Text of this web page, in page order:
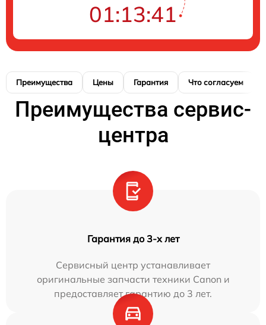
01:13:40
Преимущества Цены Гарантия Что согласуем
Преимущества сервис-
центра
Гарантия до 3-х лет
Сервисный центр устанавливает
оригинальные запчасти техники Canon и
предоставляет гарантию до 3 лет.